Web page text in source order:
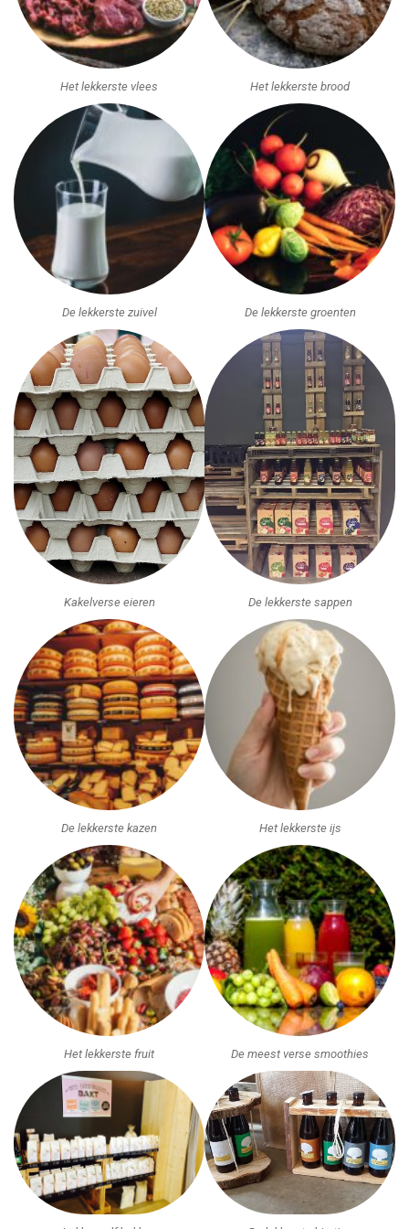
Het lekkerste vlees Het lekkerste brood
De lekkerste zuivel De lekkerste groenten
Kakelverse eieren De lekkerste sappen
De lekkerste kazen Het lekkerste ijs
Het lekkerste fruit De meest verse smoothies